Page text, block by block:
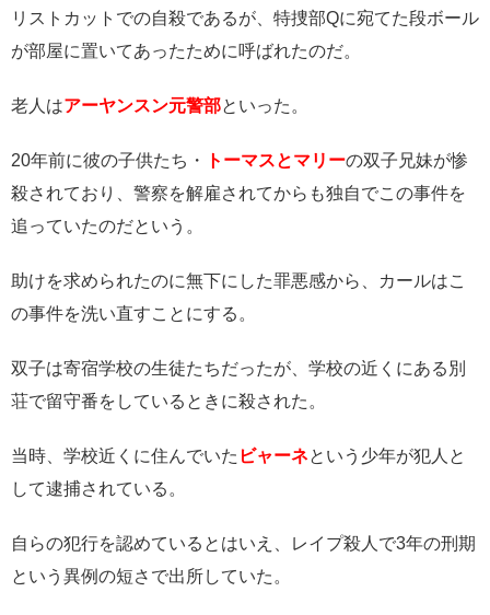
リストカットでの自殺であるが、特捜部Qに宛てた段ボール
が部屋に置いてあったために呼ばれたのだ。
老人はアーヤンスン元警部といった。
20年前に彼の子供たち・ トーマスとマリーの双子兄妹が惨
殺されており、警察を解雇されてからも独自でこの事件を
追っていたのだという。
助けを求められたのに無下にした罪悪感から、カールはこ
の事件を洗い直すことにする。
双子は寄宿学校の生徒たちだったが、学校の近くにある別
荘で留守番をしているときに殺された。
当時、学校近くに住んでいた ビャーネという少年が犯人と
して逮捕されている。
自らの犯行を認めているとはいえ、レイプ殺人で3年の刑期
という異例の短さで出所していた。